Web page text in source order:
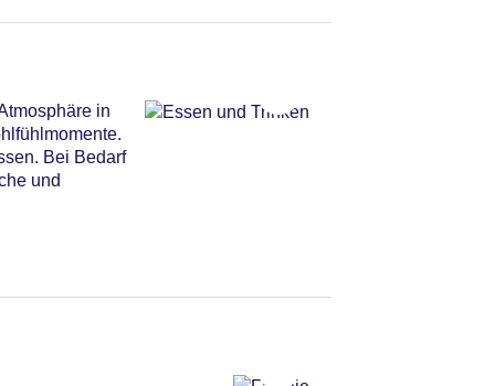
in
Bei Bedarf
und